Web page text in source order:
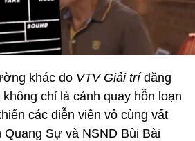
khác do VTV Giải tríđăng
chỉ là cảnh quay hỗn loạn
các diễn viên vô cùng vất
Quang Sự và NSND Bùi Bài